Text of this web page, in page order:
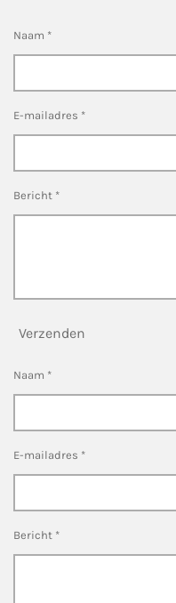
Naam *
E-mailadres *
Bericht *
Verzenden
Naam *
E-mailadres *
Bericht *